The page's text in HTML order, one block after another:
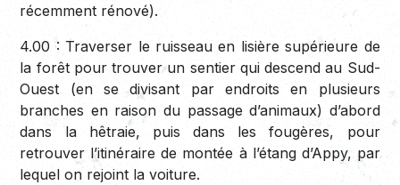
récemment rénové).
4.00 : Traverser le ruisseau en lisière supérieure de
la forêt pour trouver un sentier qui descend au Sud-
Ouest (en se divisant par endroits en plusieurs
branches en raison du passage d’animaux) d’abord
dans la hêtraie, puis dans les fougères, pour
retrouver l’itinéraire de montée à l’étang d’Appy, par
lequel on rejoint la voiture.